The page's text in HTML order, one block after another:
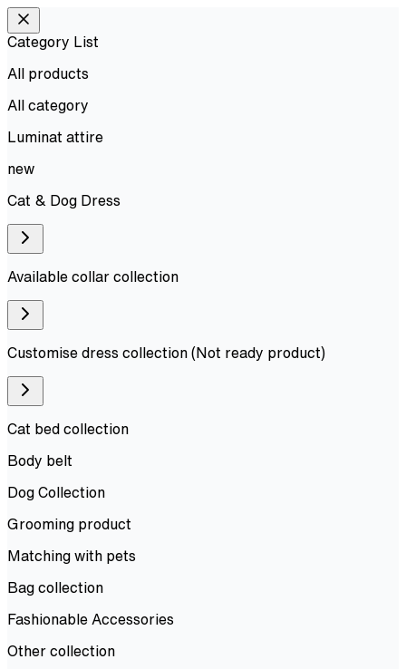
Category List
All products
All category
Luminat attire
new
Cat & Dog Dress
Available collar collection
Customise dress collection (Not ready product)
Cat bed collection
Body belt
Dog Collection
Grooming product
Matching with pets
Bag collection
Fashionable Accessories
Other collection